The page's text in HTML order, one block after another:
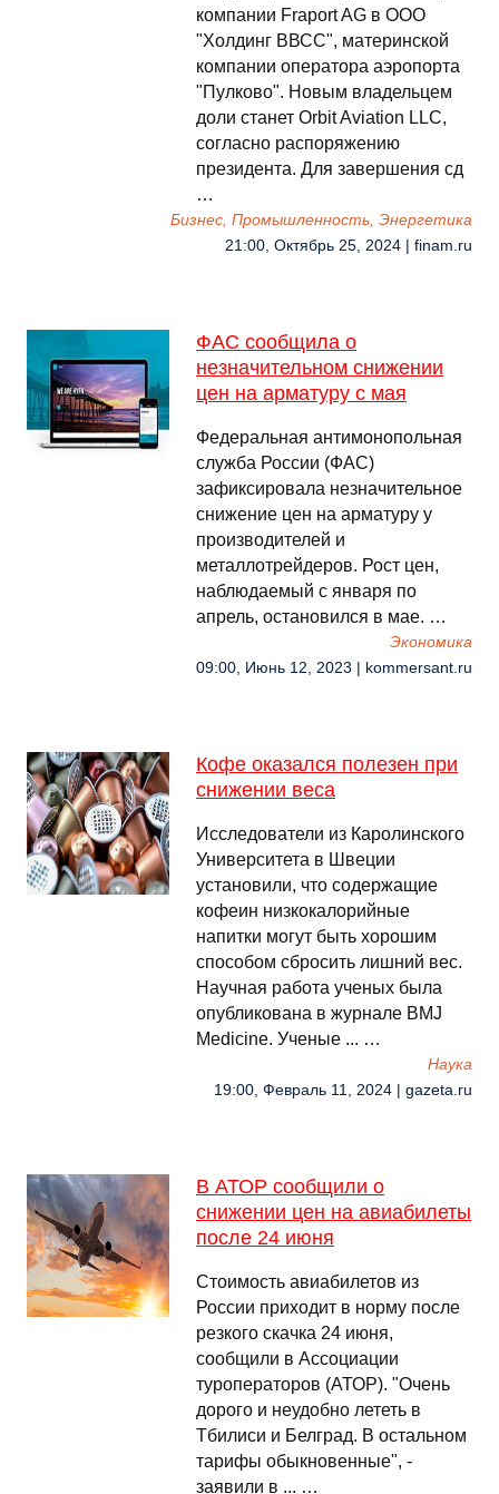
компании Fraport AG в ООО
"Холдинг ВВСС", материнской
компании оператора аэропорта
"Пулково". Новым владельцем
доли станет Orbit Aviation LLC,
согласно распоряжению
президента. Для завершения сд
…
Бизнес, Промышленность, Энергетика
21:00, Октябрь 25, 2024 | finam.ru
ФАС сообщила о
незначительном снижении
цен на арматуру с мая
Федеральная антимонопольная
служба России (ФАС)
зафиксировала незначительное
снижение цен на арматуру у
производителей и
металлотрейдеров. Рост цен,
наблюдаемый с января по
апрель, остановился в мае. …
Экономика
09:00, Июнь 12, 2023 | kommersant.ru
Кофе оказался полезен при
снижении веса
Исследователи из Каролинского
Университета в Швеции
установили, что содержащие
кофеин низкокалорийные
напитки могут быть хорошим
способом сбросить лишний вес.
Научная работа ученых была
опубликована в журнале BMJ
Medicine. Ученые ... …
Наука
19:00, Февраль 11, 2024 | gazeta.ru
В АТОР сообщили о
снижении цен на авиабилеты
после 24 июня
Стоимость авиабилетов из
России приходит в норму после
резкого скачка 24 июня,
сообщили в Ассоциации
туроператоров (АТОР). "Очень
дорого и неудобно лететь в
Тбилиси и Белград. В остальном
тарифы обыкновенные", -
заявили в ... …